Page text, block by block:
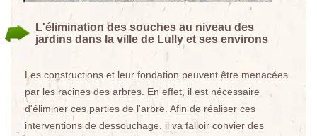
L'élimination des souches au niveau des
jardins dans la ville de Lully et ses environs
Les constructions et leur fondation peuvent être menacées
par les racines des arbres. En effet, il est nécessaire
d'éliminer ces parties de l'arbre. Afin de réaliser ces
interventions de dessouchage, il va falloir convier des